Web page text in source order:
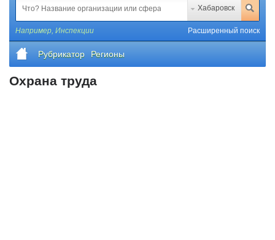
Хабаровск
Например, Инспекции Расширенный поиск
Рубрикатор Регионы
Охрана труда